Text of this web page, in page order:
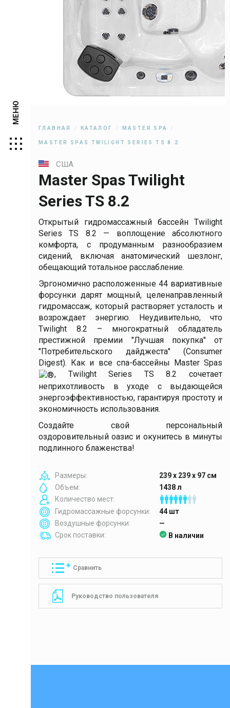
МЕНЮ
ГЛАВНАЯ КАТАЛОГ MASTER SPA
MASTER SPAS TWILIGHT SERIES TS 8.2
США
Master Spas Twilight
Series TS 8.2
Открытый гидромассажный бассейн Twilight
Series TS 8.2 — воплощение абсолютного
комфорта, с продуманным разнообразием
сидений, включая анатомический шезлонг,
обещающий тотальное расслабление.
Эргономично расположенные 44 вариативные
форсунки дарят мощный, целенаправленный
гидромассаж, который растворяет усталость и
возрождает энергию. Неудивительно, что
Twilight 8.2 – многократный обладатель
престижной премии "Лучшая покупка" от
"Потребительского дайджеста" (Consumer
Digest). Как и все спа-бассейны Master Spas
, Twilight Series TS 8.2 сочетает
неприхотливость в уходе с выдающейся
энергоэффективностью, гарантируя простоту и
экономичность использования.
Создайте свой персональный
оздоровительный оазис и окунитесь в минуты
подлинного блаженства!
Размеры:
239 x 239 x 97 см
Объем:
1438 л
Количество мест:
Гидромассажные форсунки:
44 шт
Воздушные форсунки:
—
Срок поставки:
В наличии
Сравнить
Руководство пользователя